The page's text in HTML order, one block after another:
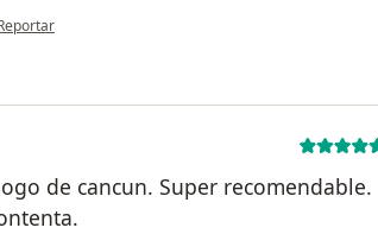
opinión del usuario paciente anónimo
de cancun. Super recomendable.